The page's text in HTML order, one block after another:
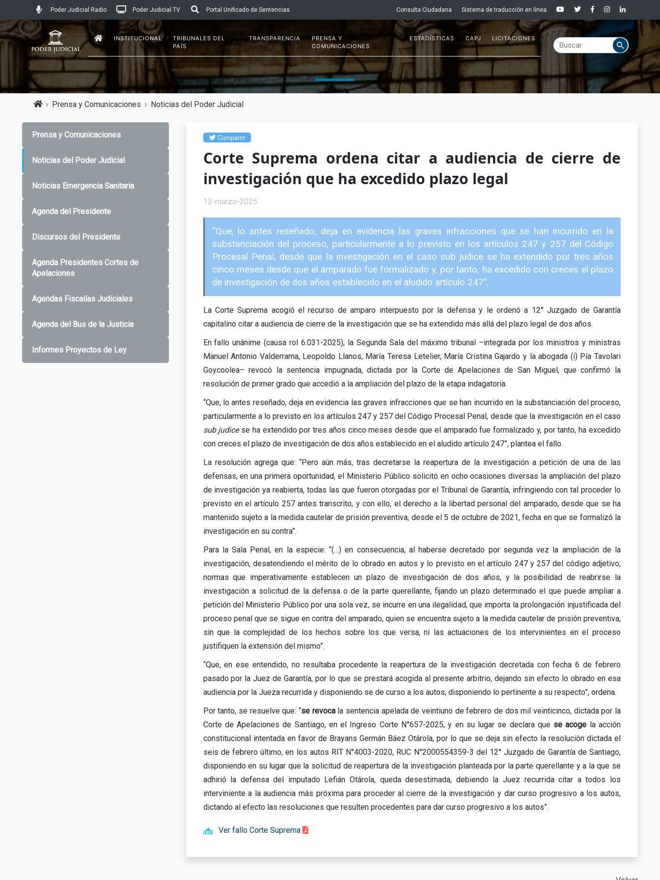
Poder Judicial Radio Poder Judicial TV Portal Unificado de Sentencias Consulta Ciudadana Sistema de traducción en línea
INSTITUCIONAL
TRIBUNALES DEL
PAÍS
TRANSPARENCIA
PRENSA Y
COMUNICACIONES
ESTADÍSTICAS CAPJ LICITACIONES
Prensa y Comunicaciones Noticias del Poder Judicial
Prensa y Comunicaciones
Noticias del Poder Judicial
Noticias Emergencia Sanitaria
Agenda del Presidente
Discursos del Presidente
Agenda Presidentes Cortes de
Apelaciones
Agendas Fiscalías Judiciales
Agenda del Bus de la Justicia
Informes Proyectos de Ley
Compartir
Corte Suprema ordena citar a audiencia de cierre de
investigación que ha excedido plazo legal
13-marzo-2025
“Que, lo antes reseñado, deja en evidencia las graves infracciones que se han incurrido en la
substanciación del proceso, particularmente a lo previsto en los artículos 247 y 257 del Código
Procesal Penal, desde que la investigación en el caso sub judice se ha extendido por tres años
cinco meses desde que el amparado fue formalizado y, por tanto, ha excedido con creces el plazo
de investigación de dos años establecido en el aludido artículo 247”.
La Corte Suprema acogió el recurso de amparo interpuesto por la defensa y le ordenó a 12° Juzgado de Garantía
capitalino citar a audiencia de cierre de la investigación que se ha extendido más allá del plazo legal de dos años.
En fallo unánime (causa rol 6.031-2025), la Segunda Sala del máximo tribunal –integrada por los ministros y ministras
Manuel Antonio Valderrama, Leopoldo Llanos, María Teresa Letelier, María Cristina Gajardo y la abogada (i) Pía Tavolari
Goycoolea– revocó la sentencia impugnada, dictada por la Corte de Apelaciones de San Miguel, que confirmó la
resolución de primer grado que accedió a la ampliación del plazo de la etapa indagatoria.
“Que, lo antes reseñado, deja en evidencia las graves infracciones que se han incurrido en la substanciación del proceso,
particularmente a lo previsto en los artículos 247 y 257 del Código Procesal Penal, desde que la investigación en el caso
sub judicese ha extendido por tres años cinco meses desde que el amparado fue formalizado y, por tanto, ha excedido
con creces el plazo de investigación de dos años establecido en el aludido artículo 247”, plantea el fallo.
La resolución agrega que: “Pero aún más, tras decretarse la reapertura de la investigación a petición de una de las
defensas, en una primera oportunidad, el Ministerio Público solicitó en ocho ocasiones diversas la ampliación del plazo
de investigación ya reabierta, todas las que fueron otorgadas por el Tribunal de Garantía, infringiendo con tal proceder lo
previsto en el artículo 257 antes transcrito, y con ello, el derecho a la libertad personal del amparado, desde que se ha
mantenido sujeto a la medida cautelar de prisión preventiva, desde el 5 de octubre de 2021, fecha en que se formalizó la
investigación en su contra”.
Para la Sala Penal, en la especie: “(…) en consecuencia, al haberse decretado por segunda vez la ampliación de la
investigación, desatendiendo el mérito de lo obrado en autos y lo previsto en el artículo 247 y 257 del código adjetivo,
normas que imperativamente establecen un plazo de investigación de dos años, y la posibilidad de reabrirse la
investigación a solicitud de la defensa o de la parte querellante, fijando un plazo determinado el que puede ampliar a
petición del Ministerio Público por una sola vez, se incurre en una ilegalidad, que importa la prolongación injustificada del
proceso penal que se sigue en contra del amparado, quien se encuentra sujeto a la medida cautelar de prisión preventiva,
sin que la complejidad de los hechos sobre los que versa, ni las actuaciones de los intervinientes en el proceso
justifiquen la extensión del mismo”.
“Que, en ese entendido, no resultaba procedente la reapertura de la investigación decretada con fecha 6 de febrero
pasado por la Juez de Garantía, por lo que se prestará acogida al presente arbitrio, dejando sin efecto lo obrado en esa
audiencia por la Jueza recurrida y disponiendo se de curso a los autos, disponiendo lo pertinente a su respecto”, ordena.
Por tanto, se resuelve que: “se revocala sentencia apelada de veintiuno de febrero de dos mil veinticinco, dictada por la
Corte de Apelaciones de Santiago, en el Ingreso Corte N°657-2025, y en su lugar se declara que se acoge la acción
constitucional intentada en favor de Brayans Germán Báez Otárola, por lo que se deja sin efecto la resolución dictada el
seis de febrero último, en los autos RIT N°4003-2020, RUC N°2000554359-3 del 12° Juzgado de Garantía de Santiago,
disponiendo en su lugar que la solicitud de reapertura de la investigación planteada por la parte querellante y a la que se
adhirió la defensa del imputado Lefián Otárola, queda desestimada, debiendo la Juez recurrida citar a todos los
interviniente a la audiencia más próxima para proceder al cierre de la investigación y dar curso progresivo a los autos,
dictando al efecto las resoluciones que resulten procedentes para dar curso progresivo a los autos”.
Ver fallo Corte Suprema